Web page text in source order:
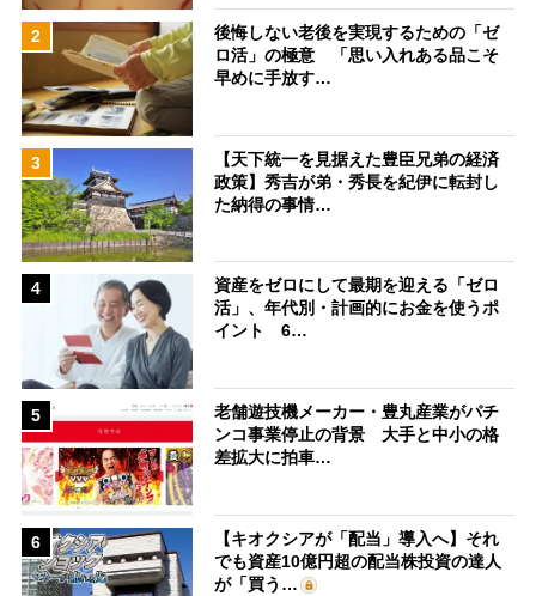
2
後悔しない老後を実現するための「ゼ
ロ活」の極意 「思い入れある品こそ
早めに手放す…
3
【天下統一を見据えた豊臣兄弟の経済
政策】秀吉が弟・秀長を紀伊に転封し
た納得の事情…
4
資産をゼロにして最期を迎える「ゼロ
活」、年代別・計画的にお金を使うポ
イント 6…
5
老舗遊技機メーカー・豊丸産業がパチ
ンコ事業停止の背景 大手と中小の格
差拡大に拍車…
6
【キオクシアが「配当」導入へ】それ
でも資産10億円超の配当株投資の達人
が「買う…